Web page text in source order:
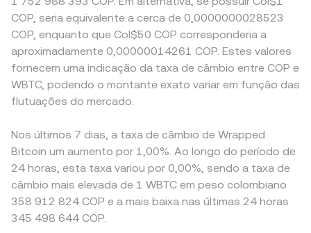
COP, seria equivalente a cerca de 0,0000000028523
COP, enquanto que Col$50 COP corresponderia a
aproximadamente 0,00000014261 COP. Estes valores
fornecem uma indicação da taxa de câmbio entre COP e
WBTC, podendo o montante exato variar em função das
flutuações do mercado.
Nos últimos 7 dias, a taxa de câmbio de Wrapped
Bitcoin um aumento por 1,00%. Ao longo do período de
24 horas, esta taxa variou por 0,00%, sendo a taxa de
câmbio mais elevada de 1 WBTC em peso colombiano
358 912 824 COP e a mais baixa nas últimas 24 horas
345 498 644 COP.